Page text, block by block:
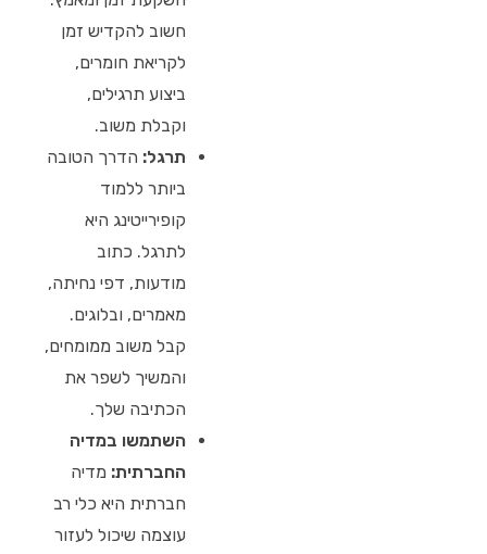
חשוב להקדיש זמן
לקריאת חומרים,
ביצוע תרגילים,
וקבלת משוב.
תרגל: הדרך הטובה
ביותר ללמוד
קופירייטינג היא
לתרגל. כתוב
מודעות, דפי נחיתה,
מאמרים, ובלוגים.
קבל משוב ממומחים,
והמשיך לשפר את
הכתיבה שלך.
השתמשו במדיה
החברתית: מדיה
חברתית היא כלי רב
עוצמה שיכול לעזור